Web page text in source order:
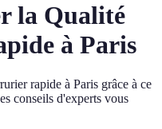
la Qualité
à Paris
rapide à Paris grâce à ce
conseils d'experts vous